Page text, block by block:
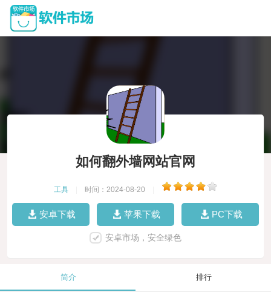
如何翻外墙网站官网
工具 时间：2024-08-20
安卓下载 苹果下载 PC下载
安卓市场，安全绿色
简介 排行